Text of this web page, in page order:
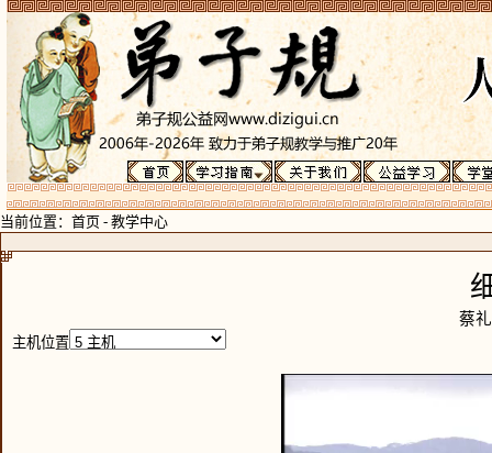
当前位置： 首页 - 教学中心
蔡
主机位置